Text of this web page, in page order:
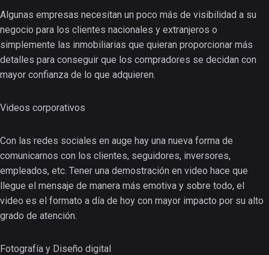
Algunas empresas necesitan un poco más de visibilidad a su
negocio para los clientes nacionales y extranjeros o
simplemente las inmobiliarias que quieran proporcionar más
detalles para conseguir que los compradores se decidan con
mayor confianza de lo que adquieren.
Videos corporativos
Con las redes sociales en auge hay una nueva forma de
comunicarnos con los clientes, seguidores, inversores,
empleados, etc. Tener una demostración en video hace que
llegue el mensaje de manera más emotiva y sobre todo, el
video es el formato a día de hoy con mayor impacto por su alto
grado de atención.
Fotografía y Diseño digital